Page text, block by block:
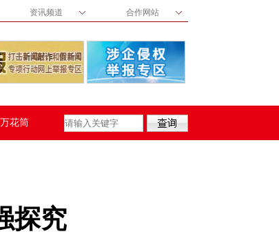
资讯频道 合作网站
万花筒
探究